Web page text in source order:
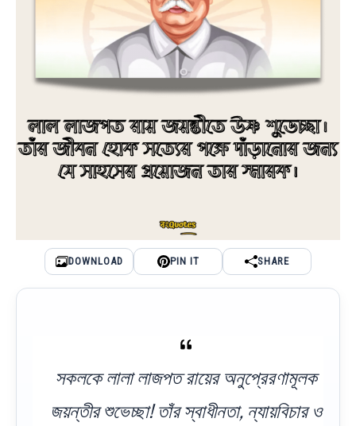
DOWNLOAD PIN IT SHARE
সকলকে লালা লাজপত রায়ের অনুপ্রেরণামূলক
জয়ন্তীর শুভেচ্ছা! তাঁর স্বাধীনতা, ন্যায়বিচার ও